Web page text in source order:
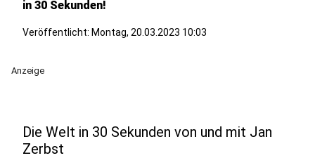
in 30 Sekunden!
Veröffentlicht: Montag, 20.03.2023 10:03
Anzeige
Die Welt in 30 Sekunden von und mit Jan
Zerbst